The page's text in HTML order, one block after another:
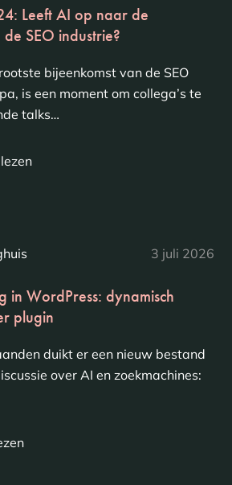
Leeft AI op naar de
SEO industrie?
bijeenkomst van de SEO
is een moment om collega’s te
talks…
3 juli 2026
in WordPress: dynamisch
plugin
duikt er een nieuw bestand
over AI en zoekmachines: